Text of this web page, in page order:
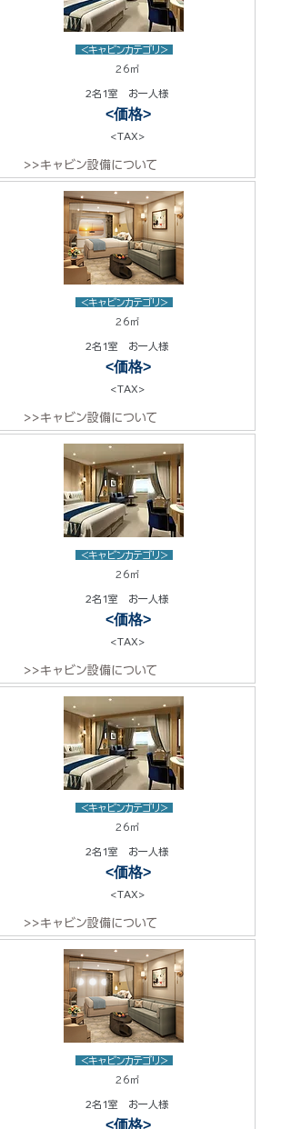
<キャビンカテゴリ>
26㎡
2名1室 お一人様
<価格>
<TAX>
>>キャビン設備について
<キャビンカテゴリ>
26㎡
2名1室 お一人様
<価格>
<TAX>
>>キャビン設備について
<キャビンカテゴリ>
26㎡
2名1室 お一人様
<価格>
<TAX>
>>キャビン設備について
<キャビンカテゴリ>
26㎡
2名1室 お一人様
<価格>
<TAX>
>>キャビン設備について
<キャビンカテゴリ>
26㎡
2名1室 お一人様
<価格>